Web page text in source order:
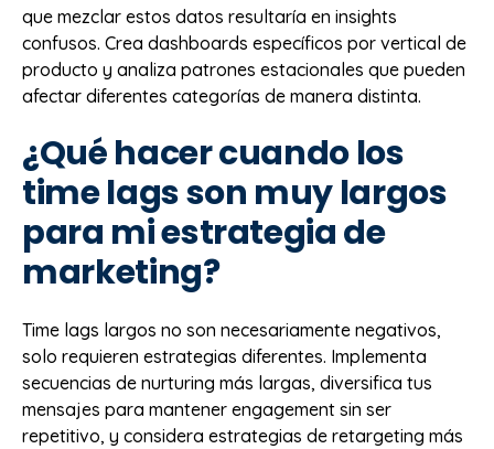
que mezclar estos datos resultaría en insights
confusos. Crea dashboards específicos por vertical de
producto y analiza patrones estacionales que pueden
afectar diferentes categorías de manera distinta.
¿Qué hacer cuando los
time lags son muy largos
para mi estrategia de
marketing?
Time lags largos no son necesariamente negativos,
solo requieren estrategias diferentes. Implementa
secuencias de nurturing más largas, diversifica tus
mensajes para mantener engagement sin ser
repetitivo, y considera estrategias de retargeting más